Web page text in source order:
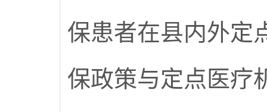
保患者在县内外定
保政策与定点医疗